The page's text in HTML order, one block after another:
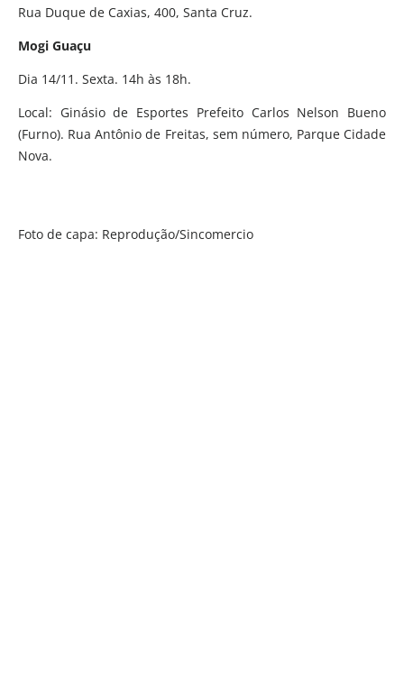
Rua Duque de Caxias, 400, Santa Cruz.
Mogi Guaçu
Dia 14/11. Sexta. 14h às 18h.
Local: Ginásio de Esportes Prefeito Carlos Nelson Bueno
(Furno). Rua Antônio de Freitas, sem número, Parque Cidade
Nova.
Foto de capa: Reprodução/Sincomercio